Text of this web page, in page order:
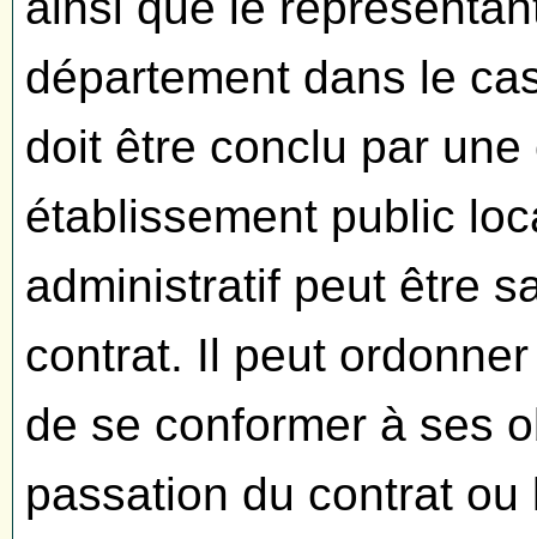
département dans le
doit être conclu par
établissement public
administratif peut être
contrat. Il peut
de se conformer à ses
passation du contrat